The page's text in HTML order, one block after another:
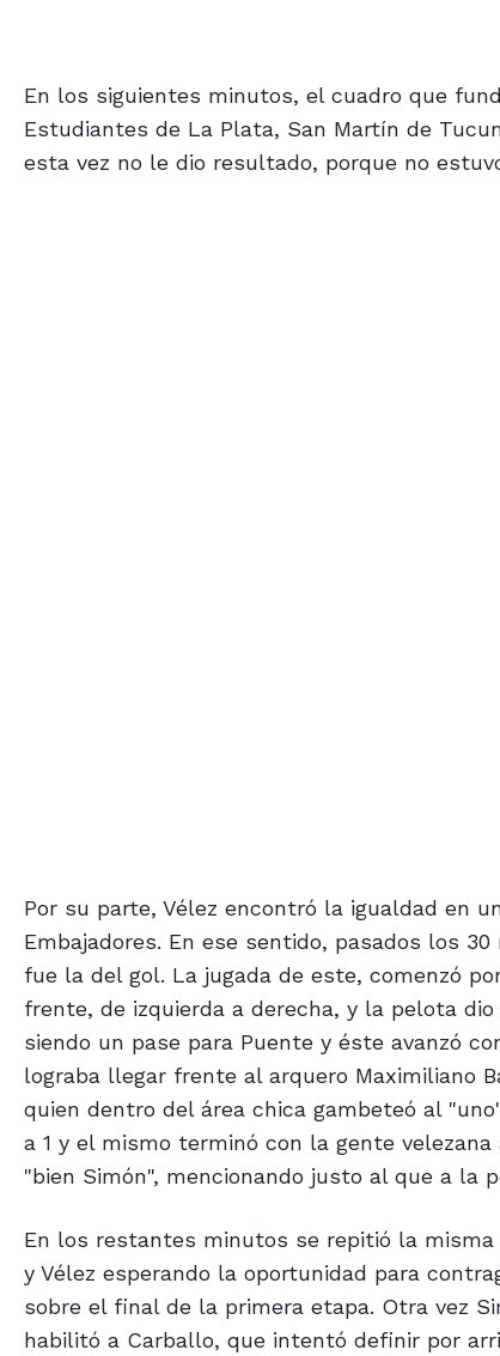
En los siguientes minutos, el cuadro que
Estudiantes de La Plata, San Martín de
esta vez no le dio resultado, porque no
Por su parte, Vélez encontró la igualdad en
Embajadores. En ese sentido, pasados los
fue la del gol. La jugada de este, comenzó
frente, de izquierda a derecha, y la pelota
siendo un pase para Puente y éste avanzó
lograba llegar frente al arquero Maximiliano
quien dentro del área chica gambeteó al
a 1 y el mismo terminó con la gente
"bien Simón", mencionando justo al que a la
En los restantes minutos se repitió la
y Vélez esperando la oportunidad para
sobre el final de la primera etapa. Otra vez
habilitó a Carballo, que intentó definir por